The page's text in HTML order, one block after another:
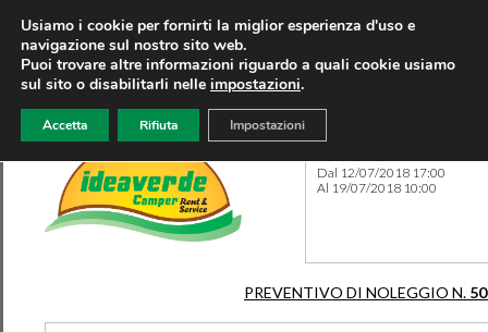
Dal 12/07/2018 17:00
Al 19/07/2018 10:00
PREVENTIVO DI NOLEGGIO N.
Usiamo i cookie per fornirti la miglior esperienza d'uso e
navigazione sul nostro sito web.
Puoi trovare altre informazioni riguardo a quali cookie usiamo
sul sito o disabilitarli nelle impostazioni.
Accetta Rifiuta Impostazioni